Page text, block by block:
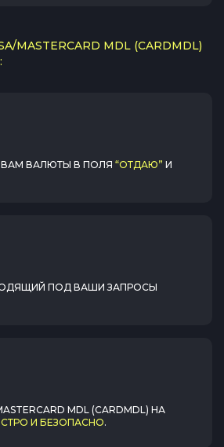
MDL (CARDMDL)
ВАЛЮТЫ В ПОЛЯ “ОТДАЮ” И
ПОД ВАШИ ЗАПРОСЫ
MDL (CARDMDL) НА
И БЕЗОПАСНО.